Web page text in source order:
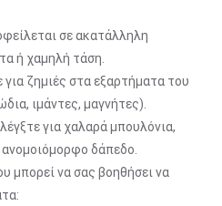
σε ακατάλληλη
ή χαμηλή τάση.
για ζημιές στα εξαρτήματα του
ιμάντες, μαγνήτες).
για χαλαρά μπουλόνια,
δάπεδο.
μπορεί να σας βοηθήσει να